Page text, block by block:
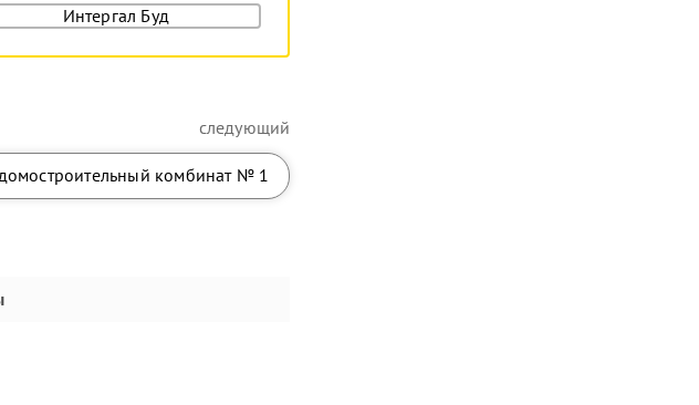
Интергал Буд
следующий
комбинат № 1